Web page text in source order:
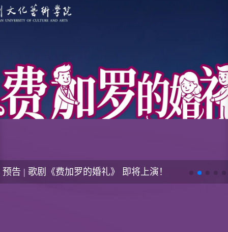
预告 | 歌剧《费加罗的婚礼》 即将上演！